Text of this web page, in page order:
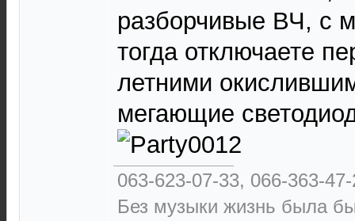
разборчивые ВЧ, с
тогда отключаете
летними
мегающие
063-623-07-33, 066-363-
Без музыки жизнь была